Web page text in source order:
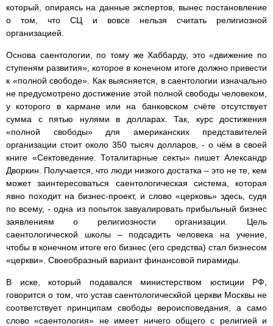
который, опираясь на данные экспертов, вынес постановление
о том, что СЦ и вовсе нельзя считать религиозной
организацией.
Основа саентологии, по тому же Хаббарду, это «движение по
ступеням развития», которое в конечном итоге должно привести
к «полной свободе». Как выясняется, в саентологии изначально
не предусмотрено достижение этой полной свободы человеком,
у которого в кармане или на банковском счёте отсутствует
сумма с пятью нулями в долларах. Так, курс достижения
«полной свободы» для американских представителей
организации стоит около 350 тысяч долларов, - о чём в своей
книге «Сектоведение. Тоталитарные секты» пишет Александр
Дворкин. Получается, что люди низкого достатка – это не те, кем
может заинтересоваться саентологическая система, которая
явно походит на бизнес-проект, и слово «церковь» здесь, судя
по всему, - одна из попыток завуалировать прибыльный бизнес
заявлениям о религиозности организации. Цель
саентологической школы – подсадить человека на учение,
чтобы в конечном итоге его бизнес (его средства) стал бизнесом
«церкви». Своеобразный вариант финансовой пирамиды.
В иске, который подавался министерством юстиции РФ,
говорится о том, что устав саентологическйой церкви Москвы не
соответствует принципам свободы вероисповедания, а само
слово «саентология» не имеет ничего общего с религией и